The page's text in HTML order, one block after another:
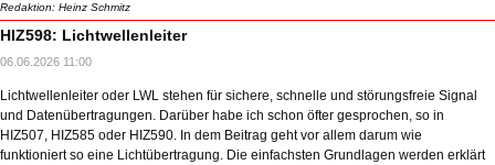
Redaktion: Heinz Schmitz
HIZ598: Lichtwellenleiter
06.06.2026 11:00
Lichtwellenleiter oder LWL stehen für sichere, schnelle und störungsfreie Signal
und Datenübertragungen. Darüber habe ich schon öfter gesprochen, so in
HIZ507, HIZ585 oder HIZ590. In dem Beitrag geht vor allem darum wie
funktioniert so eine Lichtübertragung. Die einfachsten Grundlagen werden erklärt